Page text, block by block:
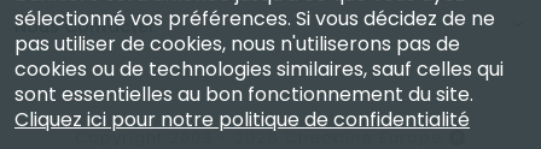
Nous Contacter
Copyright 2003 - 2026 Checkline Europe
sélectionné vos préférences. Si vous décidez de ne
pas utiliser de cookies, nous n'utiliserons pas de
cookies ou de technologies similaires, sauf celles qui
sont essentielles au bon fonctionnement du site.
Cliquez ici pour notre politique de confidentialité